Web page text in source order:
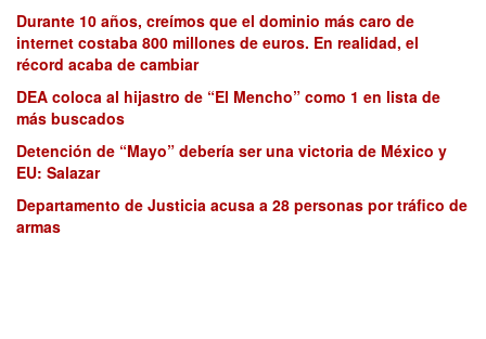
Durante 10 años, creímos que el dominio más caro de
internet costaba 800 millones de euros. En realidad, el
récord acaba de cambiar
DEA coloca al hijastro de “El Mencho” como 1 en lista de
más buscados
Detención de “Mayo” debería ser una victoria de México y
EU: Salazar
Departamento de Justicia acusa a 28 personas por tráfico de
armas